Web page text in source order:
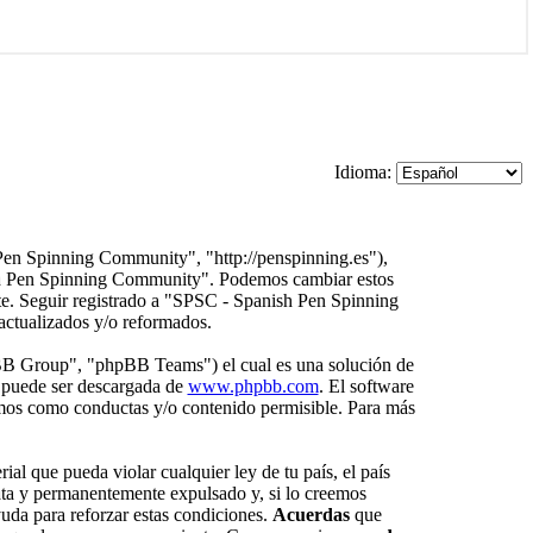
Idioma:
Spinning Community", "http://penspinning.es"),
Spinning Community". Podemos cambiar estos
Seguir registrado a "SPSC - Spanish Pen Spinning
y/o reformados.
Group", "phpBB Teams") el cual es una solución de
ser descargada de www.phpbb.com. El software
como conductas y/o contenido permisible. Para más
que pueda violar cualquier ley de tu país, el país
y permanentemente expulsado y, si lo creemos
para reforzar estas condiciones. Acuerdasque